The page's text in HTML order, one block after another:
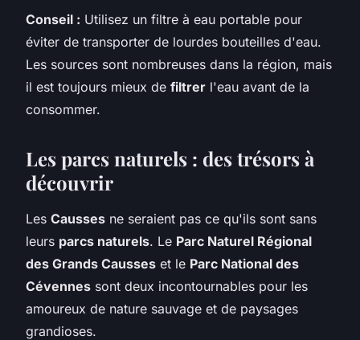
Conseil : Utilisez un filtre à eau portable pour
éviter de transporter de lourdes bouteilles d'eau.
Les sources sont nombreuses dans la région, mais
il est toujours mieux de filtrer l'eau avant de la
consommer.
Les parcs naturels : des trésors à
découvrir
Les Causses ne seraient pas ce qu'ils sont sans
leurs parcs naturels. Le Parc Naturel Régional
des Grands Causses et le Parc National des
Cévennes sont deux incontournables pour les
amoureux de nature sauvage et de paysages
grandioses.